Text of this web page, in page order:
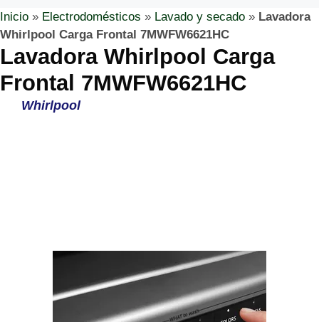
Inicio » Electrodomésticos » Lavado y secado » Lavadora
Whirlpool Carga Frontal 7MWFW6621HC
Lavadora Whirlpool Carga
Frontal 7MWFW6621HC
Whirlpool